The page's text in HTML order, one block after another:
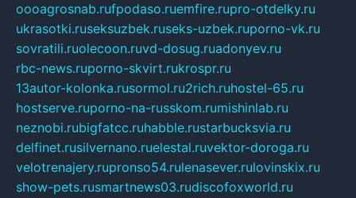
oooagrosnab.rufpodaso.ruemfire.rupro-otdelky.ru
ukrasotki.ruseksuzbek.ruseks-uzbek.ruporno-vk.ru
sovratili.ruolecoon.ruvd-dosug.ruadonyev.ru
rbc-news.ruporno-skvirt.rukrospr.ru
13autor-kolonka.rusormol.ru2rich.ruhostel-65.ru
hostserve.ruporno-na-russkom.rumishinlab.ru
neznobi.rubigfatcc.ruhabble.rustarbucksvia.ru
delfinet.rusilvernano.ruelestal.ruvektor-doroga.ru
velotrenajery.rupronso54.rulenasever.rulovinskix.ru
show-pets.rusmartnews03.rudiscofoxworld.ru